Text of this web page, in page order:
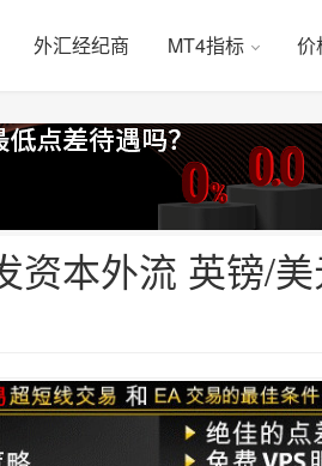
外汇经纪商 MT4指标 价
资本外流 英镑/